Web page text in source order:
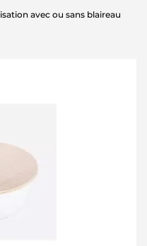
avec ou sans blaireau